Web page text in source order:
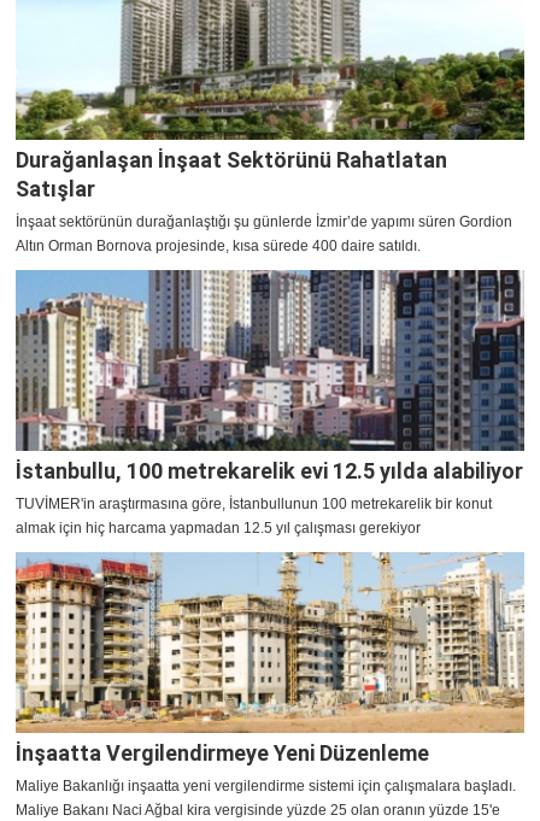
Durağanlaşan İnşaat Sektörünü Rahatlatan
Satışlar
İnşaat sektörünün durağanlaştığı şu günlerde İzmir’de yapımı süren Gordion
Altın Orman Bornova projesinde, kısa sürede 400 daire satıldı.
İstanbullu, 100 metrekarelik evi 12.5 yılda alabiliyor
TUVİMER'in araştırmasına göre, İstanbullunun 100 metrekarelik bir konut
almak için hiç harcama yapmadan 12.5 yıl çalışması gerekiyor
İnşaatta Vergilendirmeye Yeni Düzenleme
Maliye Bakanlığı inşaatta yeni vergilendirme sistemi için çalışmalara başladı.
Maliye Bakanı Naci Ağbal kira vergisinde yüzde 25 olan oranın yüzde 15'e